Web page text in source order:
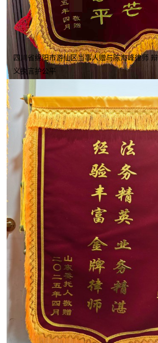
四川省绵阳市游仙区当事人赠与陈海峰律师
义执言护公平